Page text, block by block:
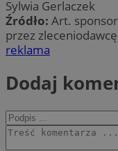
Sylwia Gerlaczek
Źródło: Art.
przez zleceniodawcę
reklama
Dodaj